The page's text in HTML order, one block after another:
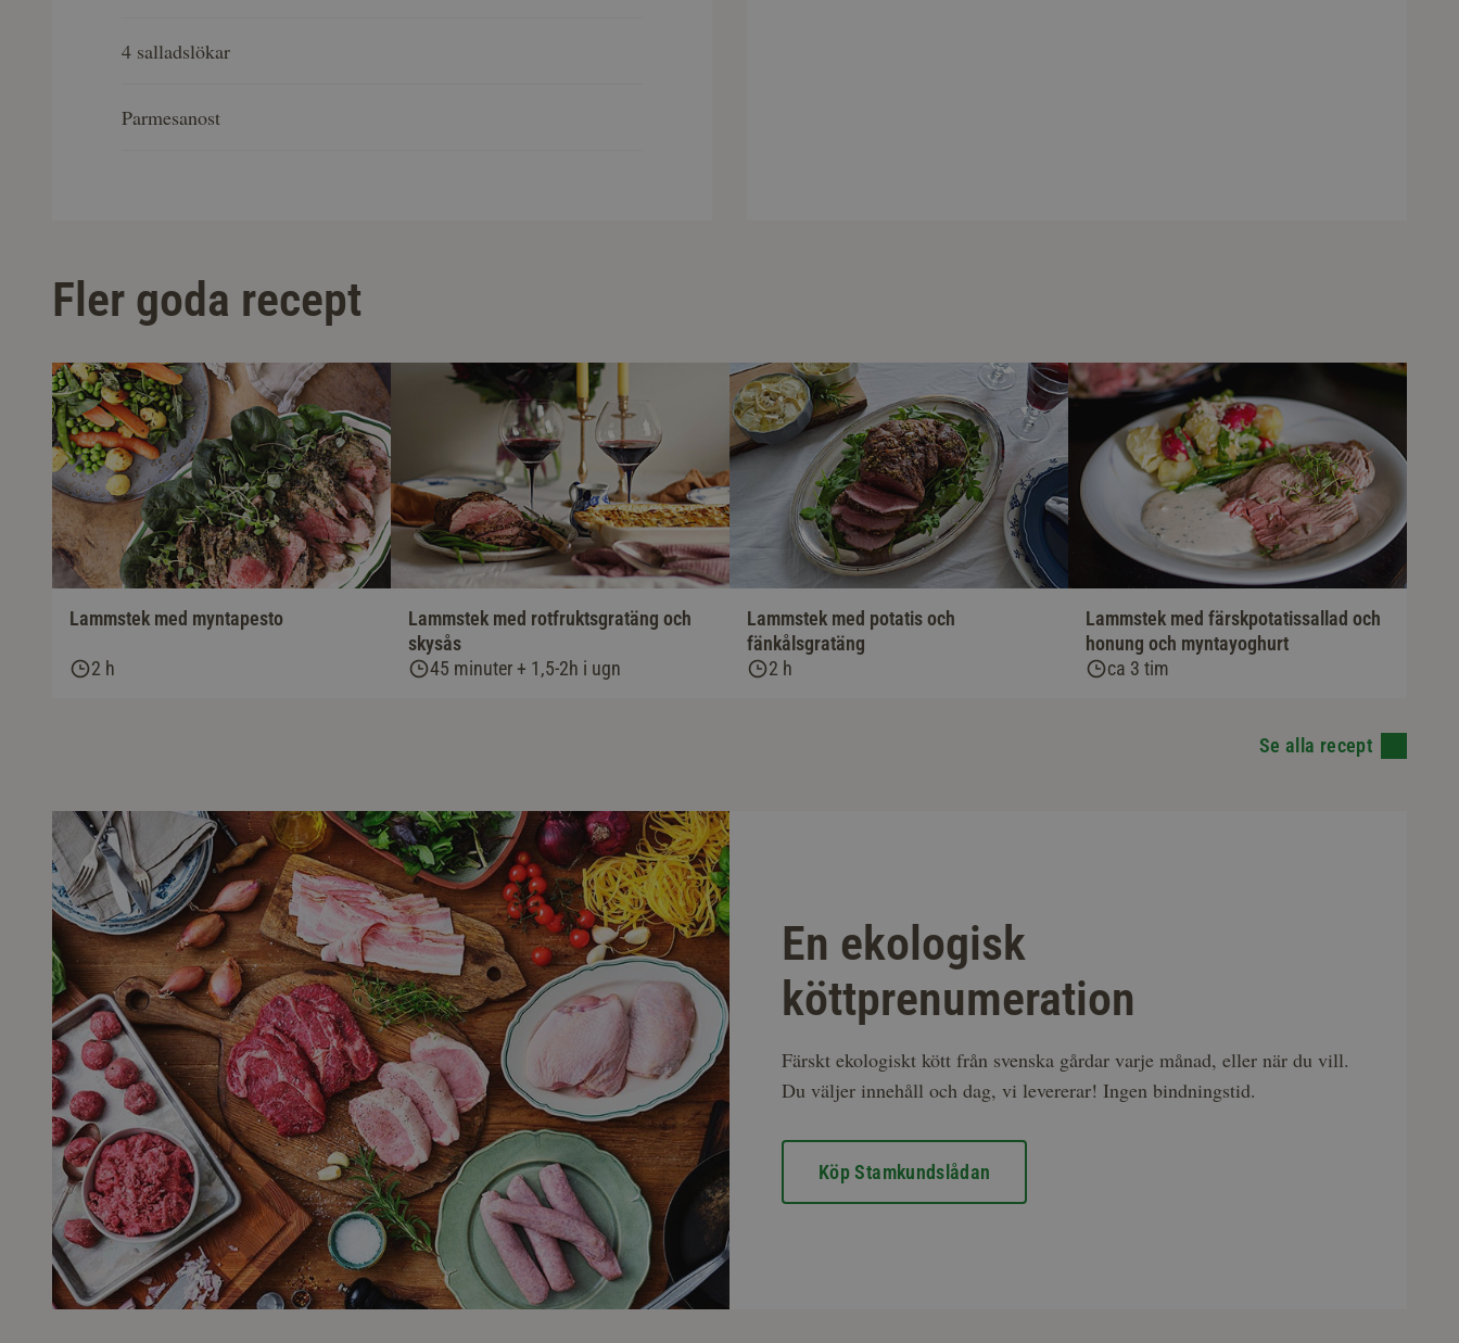
4 salladslökar
Parmesanost
Fler goda recept
Lammstek med myntapesto
2 h
Lammstek med rotfruktsgratäng och
skysås
45 minuter + 1,5-2h i ugn
Lammstek med potatis och
fänkålsgratäng
2 h
Lammstek med färskpotatissallad och
honung och myntayoghurt
ca 3 tim
Se alla recept
En ekologisk
köttprenumeration
Färskt ekologiskt kött från svenska gårdar varje månad, eller när du vill.
Du väljer innehåll och dag, vi levererar! Ingen bindningstid.
Köp Stamkundslådan